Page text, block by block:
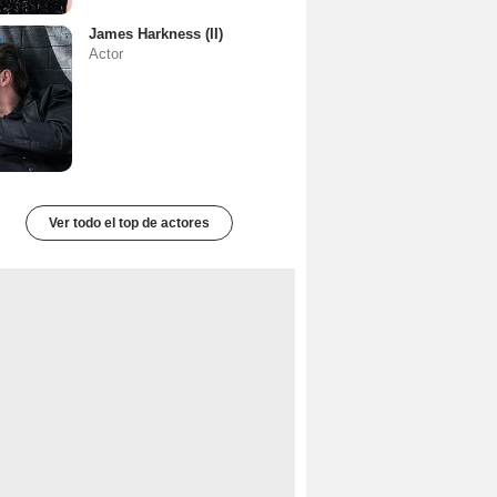
James Harkness (II)
Actor
Ver todo el top de actores